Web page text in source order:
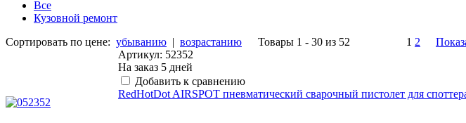
Все
Кузовной ремонт
Сортировать по цене: убыванию | возрастанию Товары 1 - 30 из 52 1 2
Артикул: 52352
На заказ 5 дней
Добавить к сравнению
RedHotDot AIRSPOT пневматический сварочный пистолет для